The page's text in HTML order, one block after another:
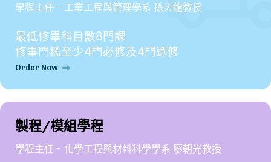
學程主任 - 工業工程與管理學系 孫天龍教授
最低修畢科目數8門課
修畢門檻至少4門必修及4門選修
Order Now
製程/模組學程
學程主任 - 化學工程與材料科學學系 廖朝光教授